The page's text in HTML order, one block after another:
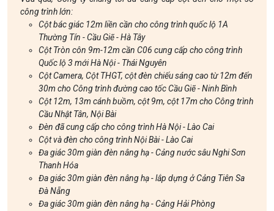
công trình lớn:
Cột bác giác 12m liền cần cho công trình quốc lộ 1A
Thường Tín - Cầu Giẽ - Hà Tây
Cột Tròn côn 9m-12m cần C06 cung cấp cho công trình
Quốc lộ 3 mới Hà Nội - Thái Nguyên
Cột Camera, Cột THGT, cột đèn chiếu sáng cao từ 12m đến
30m cho Công trình đường cao tốc Cầu Giẽ - Ninh Bình
Cột 12m, 13m cánh buồm, cột 9m, cột 17m cho Công trình
Cầu Nhật Tân, Nội Bài
Đèn đã cung cấp cho công trình Hà Nội - Lào Cai
Cột và đèn cho công trình Nội Bài - Lào Cai
Đa giác 30m giàn đèn nâng hạ - Cảng nước sâu Nghi Sơn
Thanh Hóa
Đa giác 30m giàn đèn nâng hạ - lắp dựng ở Cảng Tiên Sa
Đà Nẵng
Đa giác 30m giàn đèn nâng hạ - Cảng Hải Phòng